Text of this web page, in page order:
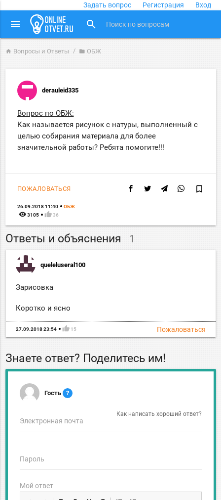
Задать вопрос Регистрация Вход
menu search
home Вопросы и Ответы folder ОБЖ
derauleid335
Вопрос по ОБЖ:
Как называется рисунок с натуры, выполненный с
целью собирания материала для более
значительной работы? Ребята помогите!!!
ПОЖАЛОВАТЬСЯ bookmark_border
26.09.2018 11:40 ОБЖ
remove_red_eye 3105 thumb_up 36
Ответы и объяснения 1
queleluseral100
Зарисовка
Коротко и ясно
Пожаловаться
27.09.2018 23:54 thumb_up 15
Знаете ответ? Поделитесь им!
Гость ?
Как написать хороший ответ?
Электронная почта
Пароль
Мой ответ